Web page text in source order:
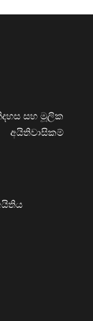
සහ මූලික
අයිතිවාසිකම්